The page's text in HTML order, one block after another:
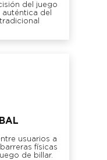
del juego
del
usuarios a
físicas
de billar.